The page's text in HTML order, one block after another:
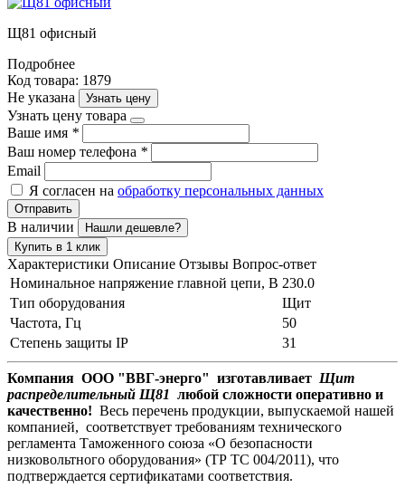
Щ81 офисный
Подробнее
Код товара: 1879
Не указана
Узнать цену
Узнать цену товара
Ваше имя *
Ваш номер телефона *
Email
Я согласен на обработку персональных данных
Отправить
В наличии
Нашли дешевле?
Купить в 1 клик
Характеристики Описание Отзывы Вопрос-ответ
Номинальное напряжение главной цепи, В 230.0
Тип оборудования
Щит
Частота, Гц
50
Степень защиты IP
31
Компания ООО "ВВГ-энерго" изготавливает Щит
распределительный Щ81 любой сложности оперативно и
качественно! Весь перечень продукции, выпускаемой нашей
компанией, соответствует требованиям технического
регламента Таможенного союза «О безопасности
низковольтного оборудования» (ТР ТС 004/2011), что
подтверждается сертификатами соответствия.